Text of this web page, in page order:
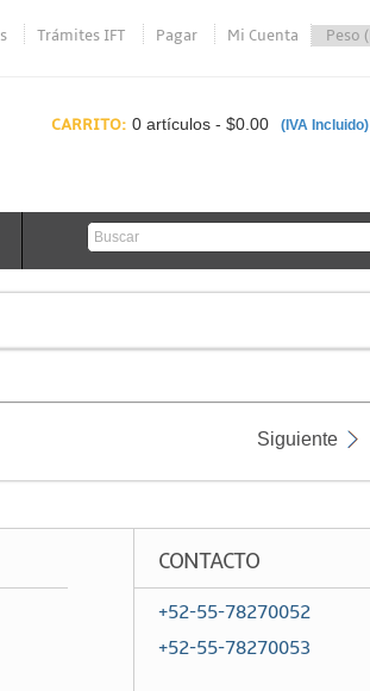
Trámites IFT Pagar Mi Cuenta
CARRITO: 0 artículos - $0.00 (IVA Incluido)
Siguiente
CONTACTO
+52-55-78270052
+52-55-78270053